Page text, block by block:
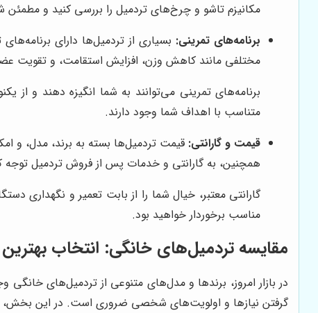
مکانیزم تاشو و چرخ‌های تردمیل را بررسی کنید و مطمئن
برنامه‌های تمرینی: بسیاری از تردمیل‌ها دارای
مختلفی مانند کاهش وزن، افزایش استقامت، و تقویت
برنامه‌های تمرینی می‌توانند به شما انگیزه دهند و از
متناسب با اهداف شما وجود دارند.
قیمت و گارانتی: قیمت تردمیل‌ها بسته به برند، مدل، و
همچنین، به گارانتی و خدمات پس از فروش تردمیل توجه
گارانتی معتبر، خیال شما را از بابت تعمیر و نگهداری
مناسب برخوردار خواهید بود.
مقایسه تردمیل‌های خانگی: انتخاب بهترین
در بازار امروز، برندها و مدل‌های متنوعی از تردمیل‌های
گرفتن نیازها و اولویت‌های شخصی ضروری است. در این بخش،